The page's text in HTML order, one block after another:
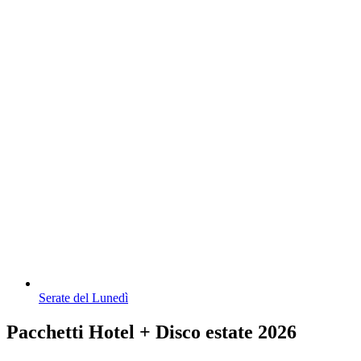
Serate del Lunedì
Pacchetti Hotel + Disco estate 2026